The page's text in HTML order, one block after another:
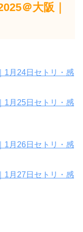
＠大阪
1月24日セトリ・感
1月25日セトリ・感
1月26日セトリ・感
1月27日セトリ・感